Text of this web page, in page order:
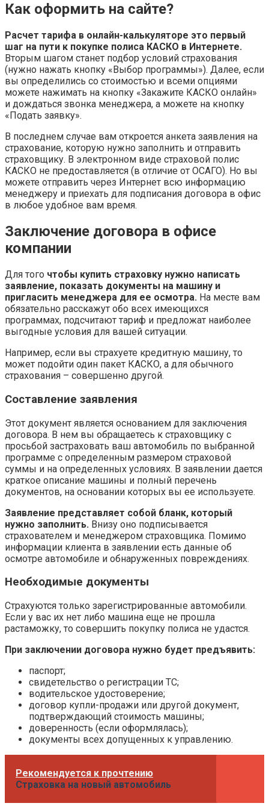
Как оформить на сайте?
Расчет тарифа в онлайн-калькуляторе это первый
шаг на пути к покупке полиса КАСКО в Интернете.
Вторым шагом станет подбор условий страхования
(нужно нажать кнопку «Выбор программы»). Далее, если
вы определились со стоимостью и всеми опциями
можете нажимать на кнопку «Закажите КАСКО онлайн»
и дождаться звонка менеджера, а можете на кнопку
«Подать заявку».
В последнем случае вам откроется анкета заявления на
страхование, которую нужно заполнить и отправить
страховщику. В электронном виде страховой полис
КАСКО не предоставляется (в отличие от ОСАГО). Но вы
можете отправить через Интернет всю информацию
менеджеру и приехать для подписания договора в офис
в любое удобное вам время.
Заключение договора в офисе
компании
Для того чтобы купить страховку нужно написать
заявление, показать документы на машину и
пригласить менеджера для ее осмотра. На месте вам
обязательно расскажут обо всех имеющихся
программах, подсчитают тариф и предложат наиболее
выгодные условия для вашей ситуации.
Например, если вы страхуете кредитную машину, то
может подойти один пакет КАСКО, а для обычного
страхования – совершенно другой.
Составление заявления
Этот документ является основанием для заключения
договора. В нем вы обращаетесь к страховщику с
просьбой застраховать ваш автомобиль по выбранной
программе с определенным размером страховой
суммы и на определенных условиях. В заявлении дается
краткое описание машины и полный перечень
документов, на основании которых вы ее используете.
Заявление представляет собой бланк, который
нужно заполнить. Внизу оно подписывается
страхователем и менеджером страховщика. Помимо
информации клиента в заявлении есть данные об
осмотре автомобиле и обнаруженных повреждениях.
Необходимые документы
Страхуются только зарегистрированные автомобили.
Если у вас их нет либо машина еще не прошла
растаможку, то совершить покупку полиса не удастся.
При заключении договора нужно будет предъявить:
паспорт;
свидетельство о регистрации ТС;
водительское удостоверение;
договор купли-продажи или другой документ,
подтверждающий стоимость машины;
доверенность (если оформлялась);
документы всех допущенных к управлению.
Рекомендуется к прочтению
Страховка на новый автомобиль